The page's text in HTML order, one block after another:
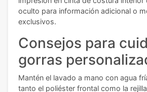
oculto para información adicional o
exclusivos.
Consejos para
gorras
Mantén el lavado a mano con agua
tanto el poliéster frontal como la